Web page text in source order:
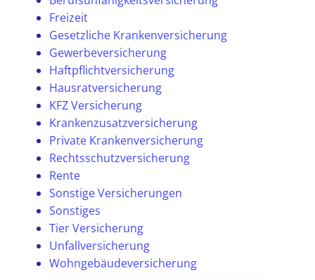
Freizeit
Gesetzliche Krankenversicherung
Gewerbeversicherung
Haftpflichtversicherung
Hausratversicherung
KFZ Versicherung
Krankenzusatzversicherung
Private Krankenversicherung
Rechtsschutzversicherung
Rente
Sonstige Versicherungen
Sonstiges
Tier Versicherung
Unfallversicherung
Wohngebäudeversicherung